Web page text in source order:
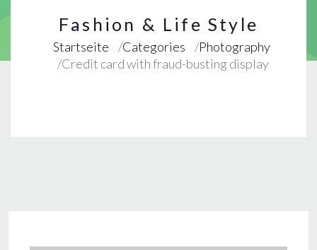
Fashion & Life Style
Startseite Categories
Photography
Credit card with fraud-busting display